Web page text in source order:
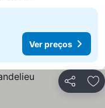
Ver preços
Partilhar